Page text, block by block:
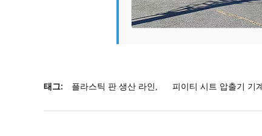
태그: 플라스틱 판 생산 라인 , 피이티 시트 압출기 기계